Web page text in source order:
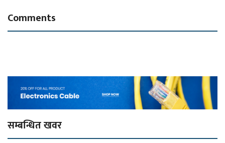
Comments
सम्बन्धित खवर